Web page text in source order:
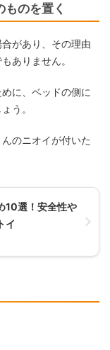
のを置く
があり、その理由
ありません。
に、ベッドの側に
う。
のニオイが付いた
10選！安全性や
イ